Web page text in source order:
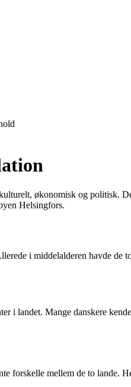
økonomisk og politisk.
Helsingfors.
i middelalderen havde
i landet. Mange danskere
forskelle mellem de to lande.